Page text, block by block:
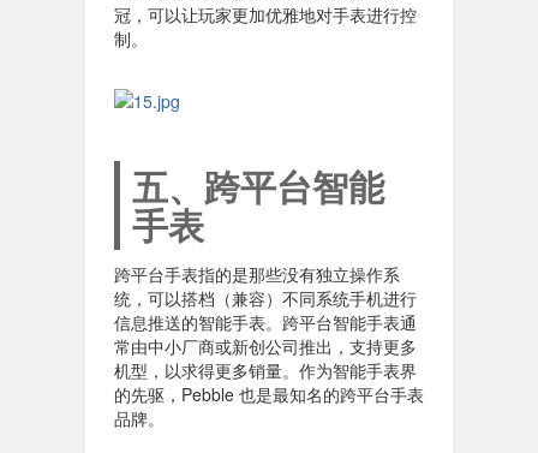
冠，可以让玩家更加优雅地对手表进行控
制。
五、跨平台智能
手表
跨平台手表指的是那些没有独立操作系
统，可以搭档（兼容）不同系统手机进行
信息推送的智能手表。跨平台智能手表通
常由中小厂商或新创公司推出，支持更多
机型，以求得更多销量。作为智能手表界
的先驱，Pebble 也是最知名的跨平台手表
品牌。